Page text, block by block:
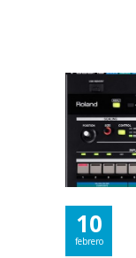
10
febrero